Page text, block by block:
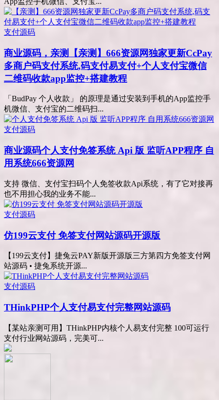
支付源码
商业源码，亲测
【亲测】666资源网独家更新CcPay
多商户码支付系统,码支付易支付+个人支付宝微信
二维码收款app监控+搭建教程
「BudPay 个人收款」 的原理是通过安装到手机的App监控手
机微信、支付宝的二维码扫...
支付源码
商业源码个人支付免签系统 Api 版 监听APP程序 自
用系统666资源网
支持 微信、支付宝扫码个人免签收款Api系统，有了它对接再
也不用担心我的业务不能...
支付源码
仿199云支付 免签支付网站源码开源版
【199云支付】捷兔云PAY新版开源版三方第四方免签支付网
站源码 • 捷兔系统开源...
支付源码
THinkPHP个人支付易支付完整网站源码
【某站亲测可用】THinkPHP内核个人易支付完整 100可运行
支付行业网站源码，完美可...